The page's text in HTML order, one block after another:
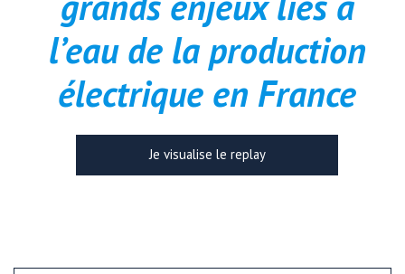
l’eau de la production
électrique en France
Je visualise le replay